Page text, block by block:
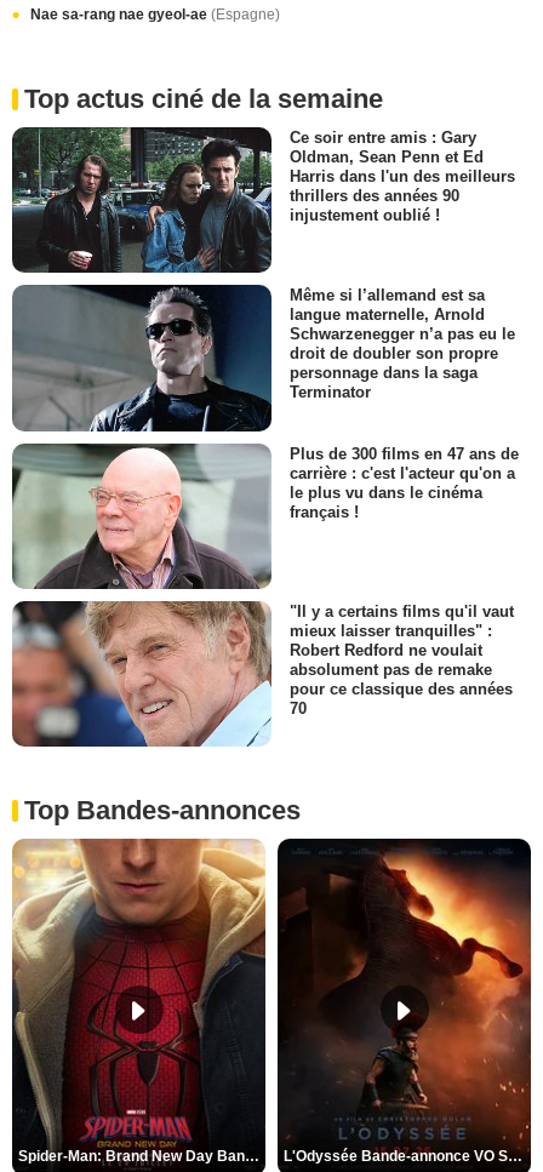
Nae sa-rang nae gyeol-ae (Espagne)
Top actus ciné de la semaine
Ce soir entre amis : Gary
Oldman, Sean Penn et Ed
Harris dans l'un des meilleurs
thrillers des années 90
injustement oublié !
Même si l’allemand est sa
langue maternelle, Arnold
Schwarzenegger n’a pas eu le
droit de doubler son propre
personnage dans la saga
Terminator
Plus de 300 films en 47 ans de
carrière : c'est l'acteur qu'on a
le plus vu dans le cinéma
français !
"Il y a certains films qu'il vaut
mieux laisser tranquilles" :
Robert Redford ne voulait
absolument pas de remake
pour ce classique des années
70
Top Bandes-annonces
Spider-Man: Brand New Day Bande-annonce VO STFR L'Odyssée Bande-annonce VO STFR